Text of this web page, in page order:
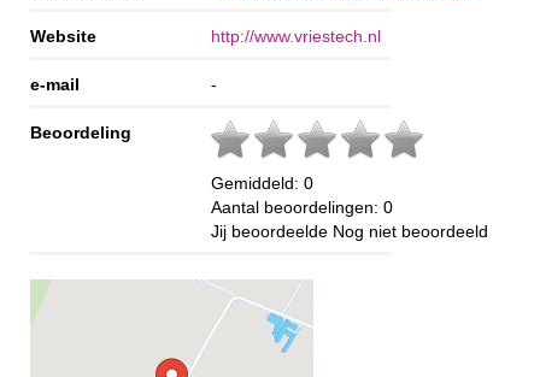
Website http://www.vriestech.nl
e-mail -
Beoordeling
Gemiddeld: 0
Aantal beoordelingen: 0
Jij beoordeelde Nog niet beoordeeld